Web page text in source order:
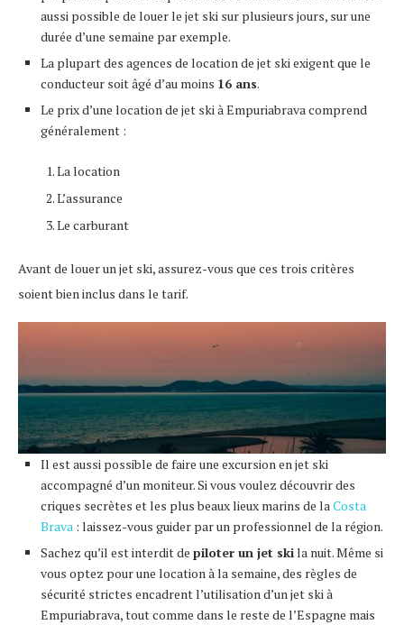
aussi possible de louer le jet ski sur plusieurs jours, sur une
durée d’une semaine par exemple.
La plupart des agences de location de jet ski exigent que le
conducteur soit âgé d’au moins 16 ans.
Le prix d’une location de jet ski à Empuriabrava comprend
généralement :
La location
L’assurance
Le carburant
Avant de louer un jet ski, assurez-vous que ces trois critères
soient bien inclus dans le tarif.
Il est aussi possible de faire une excursion en jet ski
accompagné d’un moniteur. Si vous voulez découvrir des
criques secrètes et les plus beaux lieux marins de la Costa
Brava : laissez-vous guider par un professionnel de la région.
Sachez qu’il est interdit de piloter un jet skila nuit. Même si
vous optez pour une location à la semaine, des règles de
sécurité strictes encadrent l’utilisation d’un jet ski à
Empuriabrava, tout comme dans le reste de l’Espagne mais